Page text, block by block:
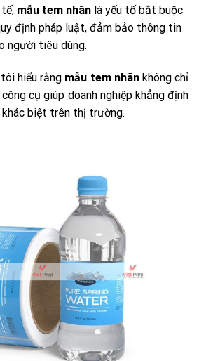
mẫu tem nhãnlà yếu tố bắt buộc
định pháp luật, đảm bảo thông tin
người tiêu dùng.
hiểu rằng mẫu tem nhãnkhông chỉ
cụ giúp doanh nghiệp khẳng định
biệt trên thị trường.